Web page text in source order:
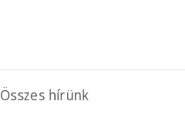
Összes hírünk